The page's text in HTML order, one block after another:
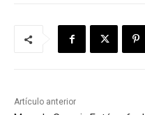
Artículo anterior